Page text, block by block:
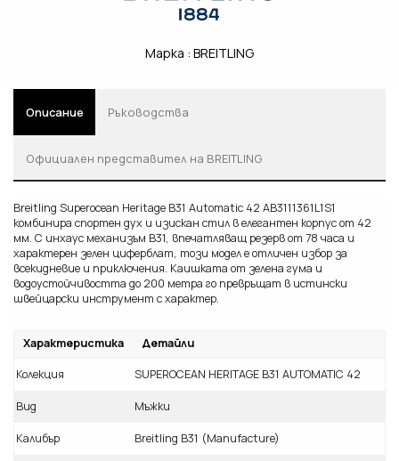
Марка : BREITLING
Описание Ръководства
Oфициален представител на BREITLING
Breitling Superocean Heritage B31 Automatic 42 AB3111361L1S1
комбинира спортен дух и изискан стил в елегантен корпус от 42
мм. С инхаус механизъм B31, впечатляващ резерв от 78 часа и
характерен зелен циферблат, този модел е отличен избор за
всекидневие и приключения. Каишката от зелена гума и
водоустойчивостта до 200 метра го превръщат в истински
швейцарски инструмент с характер.
Характеристика Детайли
Колекция SUPEROCEAN HERITAGE B31 AUTOMATIC 42
Вид Мъжки
Калибър Breitling B31 (Manufacture)